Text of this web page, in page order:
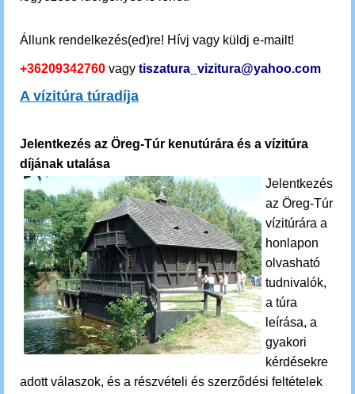
Állunk rendelkezés(ed)re! Hívj vagy küldj e-mailt!
+36209342760 vagy tiszatura_vizitura@yahoo.com
A vízitúra túradíja
Jelentkezés az Öreg-Túr kenutúrára és a vízitúra
díjának utalása
Jelentkezés
az Öreg-Túr
vízitúrára a
honlapon
olvasható
tudnivalók,
a túra
leírása, a
gyakori
kérdésekre
adott válaszok, és a részvételi és szerződési feltételek